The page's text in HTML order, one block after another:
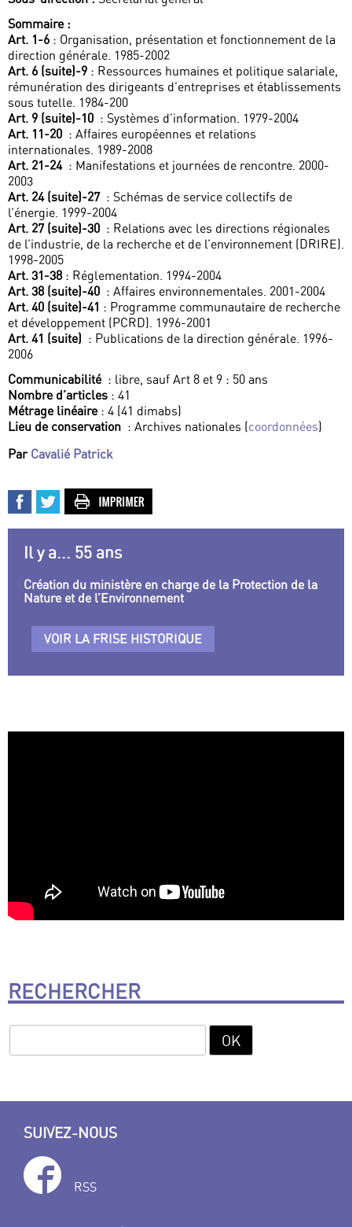
Sommaire :
Art. 1-6 : Organisation, présentation et fonctionnement de la
direction générale. 1985-2002
Art. 6 (suite)-9 : Ressources humaines et politique salariale,
rémunération des dirigeants d’entreprises et établissements
sous tutelle. 1984-200
Art. 9 (suite)-10 : Systèmes d’information. 1979-2004
Art. 11-20 : Affaires européennes et relations
internationales. 1989-2008
Art. 21-24 : Manifestations et journées de rencontre. 2000-
2003
Art. 24 (suite)-27 : Schémas de service collectifs de
l’énergie. 1999-2004
Art. 27 (suite)-30 : Relations avec les directions régionales
de l’industrie, de la recherche et de l’environnement (DRIRE).
1998-2005
Art. 31-38: Réglementation. 1994-2004
Art. 38 (suite)-40 : Affaires environnementales. 2001-2004
Art. 40 (suite)-41 : Programme communautaire de recherche
et développement (PCRD). 1996-2001
Art. 41 (suite) : Publications de la direction générale. 1996-
2006
Communicabilité : libre, sauf Art 8 et 9 : 50 ans
Nombre d’articles : 41
Métrage linéaire: 4 (41 dimabs)
Lieu de conservation : Archives nationales (coordonnées)
Par Cavalié Patrick
Il y a... 55 ans
Création du ministère en charge de la Protection de la
Nature et de l’Environnement
VOIR LA FRISE HISTORIQUE
RECHERCHER
SUIVEZ-NOUS
RSS